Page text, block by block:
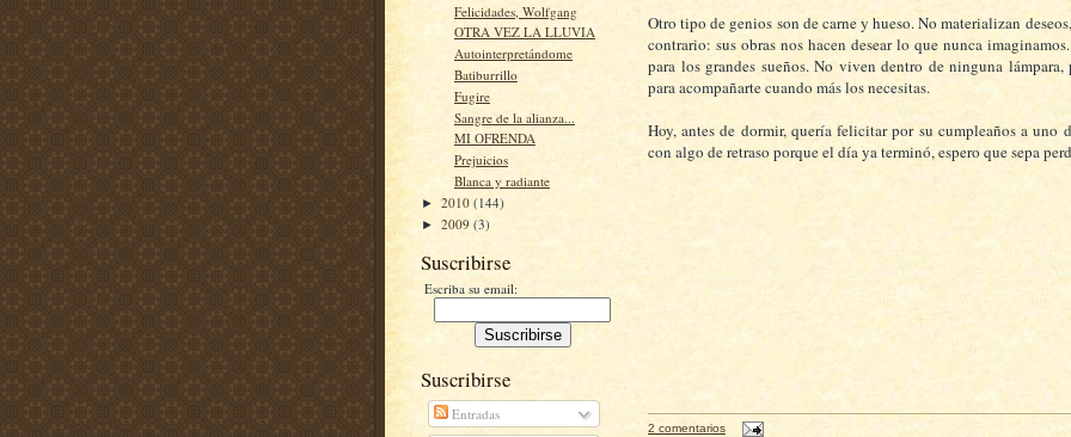
Felicidades, Wolfgang
OTRA VEZ LA LLUVIA
Autointerpretándome
Batiburrillo
Fugire
Sangre de la alianza...
MI OFRENDA
Prejuicios
Blanca y radiante
► 2010 (144)
► 2009 (3)
Suscribirse
Escriba su email:
Suscribirse
Entradas
Otro tipo de genios son de carne y hueso. No materializan
contrario: sus obras nos hacen desear lo que nunca
para los grandes sueños. No viven dentro de ninguna lámpara,
para acompañarte cuando más los necesitas.
Hoy, antes de dormir, quería felicitar por su cumpleaños a uno
con algo de retraso porque el día ya terminó, espero que sepa
2 comentarios